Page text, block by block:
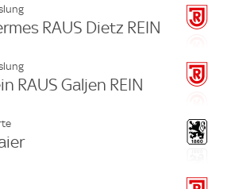
RAUS Dietz REIN
RAUS Galjen REIN